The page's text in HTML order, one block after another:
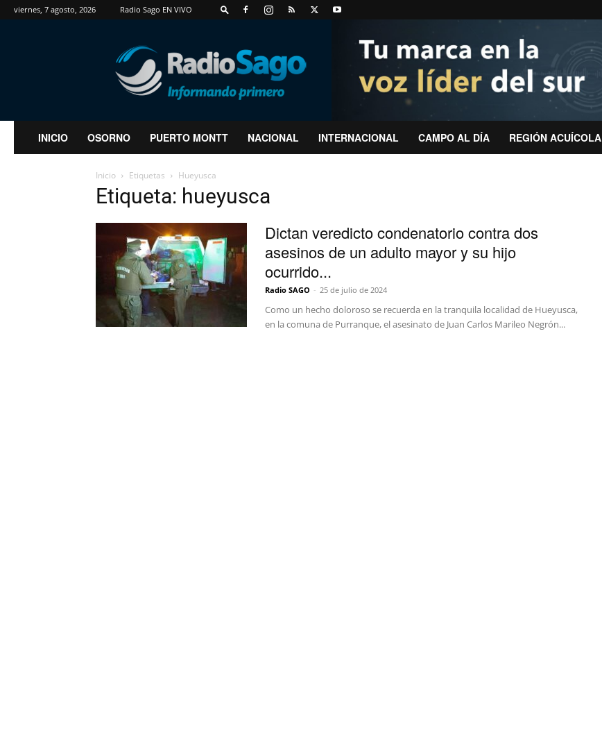
viernes, 7 agosto, 2026 Radio Sago EN VIVO
RadioSago
INICIO OSORNO PUERTO MONTT NACIONAL INTERNACIONAL CAMPO AL DÍA REGIÓN ACUÍCOLA
Inicio Etiquetas Hueyusca
Etiqueta: hueyusca
Dictan veredicto condenatorio contra dos
asesinos de un adulto mayor y su hijo
ocurrido...
Radio SAGO - 25 de julio de 2024
Como un hecho doloroso se recuerda en la tranquila localidad de Hueyusca,
en la comuna de Purranque, el asesinato de Juan Carlos Marileo Negrón...